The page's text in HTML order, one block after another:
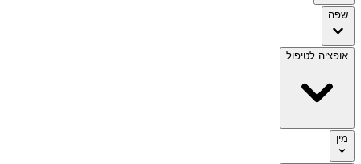
שפה
אופציה לטיפול
מין